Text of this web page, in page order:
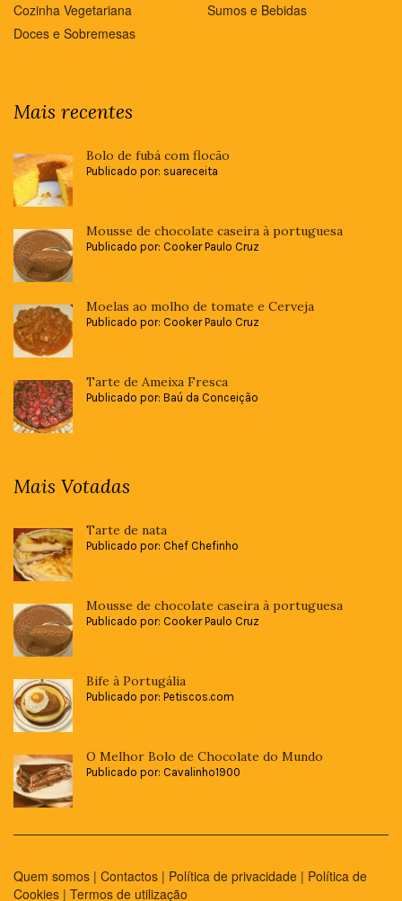
Cozinha Vegetariana
Doces e Sobremesas
Sumos e Bebidas
Mais recentes
Bolo de fubá com flocão
Publicado por: suareceita
Mousse de chocolate caseira à portuguesa
Publicado por: Cooker Paulo Cruz
Moelas ao molho de tomate e Cerveja
Publicado por: Cooker Paulo Cruz
Tarte de Ameixa Fresca
Publicado por: Baú da Conceição
Mais Votadas
Tarte de nata
Publicado por: Chef Chefinho
Mousse de chocolate caseira à portuguesa
Publicado por: Cooker Paulo Cruz
Bife à Portugália
Publicado por: Petiscos.com
O Melhor Bolo de Chocolate do Mundo
Publicado por: Cavalinho1900
Quem somos | Contactos | Política de privacidade | Política de
Cookies | Termos de utilização